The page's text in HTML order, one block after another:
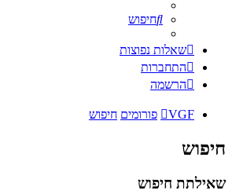
חיפוש
שאלות נפוצות
התחברות
הרשמה
VGF פורומים חיפוש
חיפוש
שאילתת חיפוש